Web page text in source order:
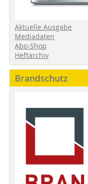
Aktuelle Ausgabe
Mediadaten
Abo-Shop
Heftarchiv
Brandschutz